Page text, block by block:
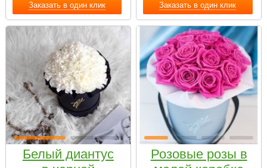
Заказать в один клик Заказать в один клик
Белый диантус
Розовые розы в